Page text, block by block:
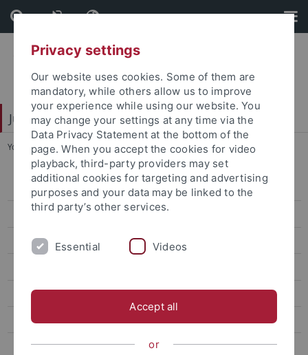
Skip
to
content
Skip
to
footer
Juristische Fakultät
You are here: Startseite ... Lehrstühle Strafrecht
Lehrstühle Bürgerliches Recht
Lehrstühle Öffentliches Recht
Lehrstühle Strafrecht
Hecker
Heinrich
Kinzig
Privacy settings
Our website uses cookies. Some of them are
mandatory, while others allow us to improve
your experience while using our website. You
may change your settings at any time via the
Data Privacy Statement at the bottom of the
page. When you accept the cookies for video
playback, third-party providers may set
additional cookies for targeting and advertising
purposes and your data may be linked to the
third party’s other services.
Essential Videos
Accept all
or